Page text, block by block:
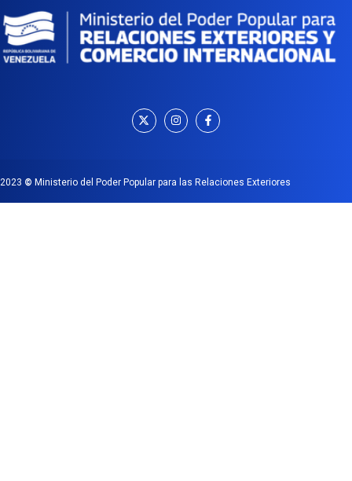
2023 © Ministerio del Poder Popular para las Relaciones Exteriores